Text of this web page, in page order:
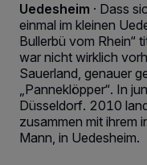
Uedesheim · Dass
einmal im kleinen
Bullerbü vom Rhein“
war nicht wirklich
Sauerland, genauer
„Panneklöpper“. In
Düsseldorf. 2010
zusammen mit ihrem
Mann, in Uedesheim.